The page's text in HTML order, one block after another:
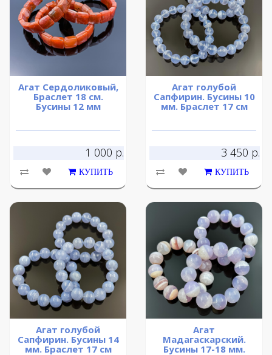
Агат Сердоликовый,
Браслет 18 см.
Бусины 12 мм
1 000 р.
КУПИТЬ
Агат голубой
Сапфирин. Бусины 10
мм. Браслет 17 см
3 450 р.
КУПИТЬ
Агат голубой
Сапфирин. Бусины 14
мм. Браслет 17 см
Агат
Мадагаскарский.
Бусины 17-18 мм.